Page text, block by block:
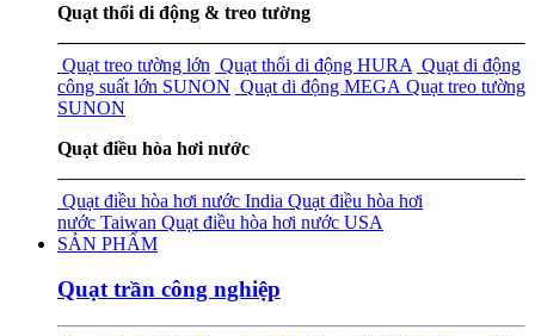
Quạt thổi di động & treo tường
Quạt treo tường lớn Quạt thổi di động HURA Quạt di động
công suất lớn SUNON Quạt di động MEGA Quạt treo tường
SUNON
Quạt điều hòa hơi nước
Quạt điều hòa hơi nước India Quạt điều hòa hơi
nước Taiwan Quạt điều hòa hơi nước USA
SẢN PHẨM
Quạt trần công nghiệp